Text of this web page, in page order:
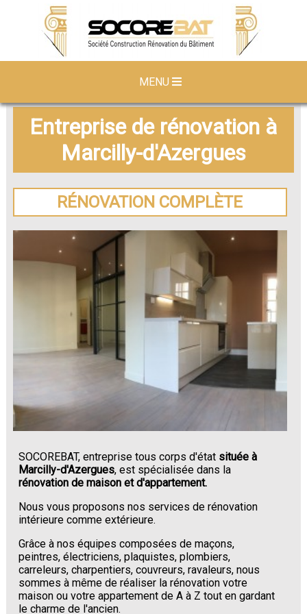
MENU
Entreprise de rénovation à
Marcilly-d'Azergues
RÉNOVATION COMPLÈTE
SOCOREBAT, entreprise tous corps d'état située à
Marcilly-d'Azergues, est spécialisée dans la
rénovation de maison et d'appartement.
Nous vous proposons nos services de rénovation
intérieure comme extérieure.
Grâce à nos équipes composées de maçons,
peintres, électriciens, plaquistes, plombiers,
carreleurs, charpentiers, couvreurs, ravaleurs, nous
sommes à même de réaliser la rénovation votre
maison ou votre appartement de A à Z tout en gardant
le charme de l'ancien.